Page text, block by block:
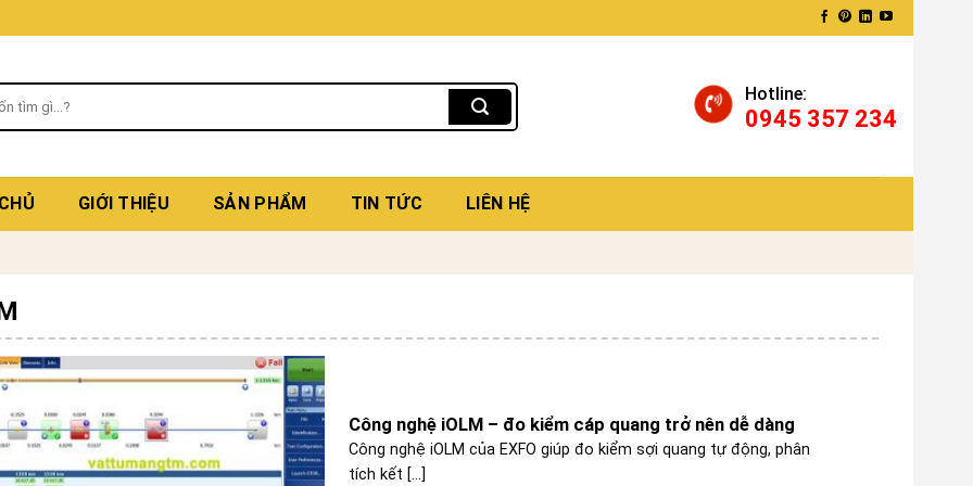
Hotline:
0945 357 234
GIỚI THIỆU SẢN PHẨM TIN TỨC LIÊN HỆ
Công nghệ iOLM – đo kiểm cáp quang trở nên dễ dàng
Công nghệ iOLM của EXFO giúp đo kiểm sợi quang tự động, phân
tích kết [...]